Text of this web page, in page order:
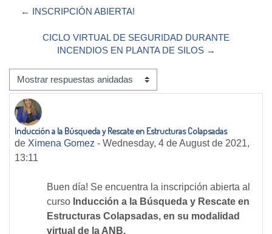
← INSCRIPCIÓN ABIERTA!
CICLO VIRTUAL DE SEGURIDAD DURANTE
INCENDIOS EN PLANTA DE SILOS →
Mostrar modo
Inducción a la Búsqueda y Rescate en Estructuras Colapsadas
de Ximena Gomez - Wednesday, 4 de August de 2021,
13:11
Número de respuestas: 0
Buen día! Se encuentra la inscripción abierta al
curso Inducción a la Búsqueda y Rescate en
Estructuras Colapsadas, en su modalidad
virtual de la ANB.